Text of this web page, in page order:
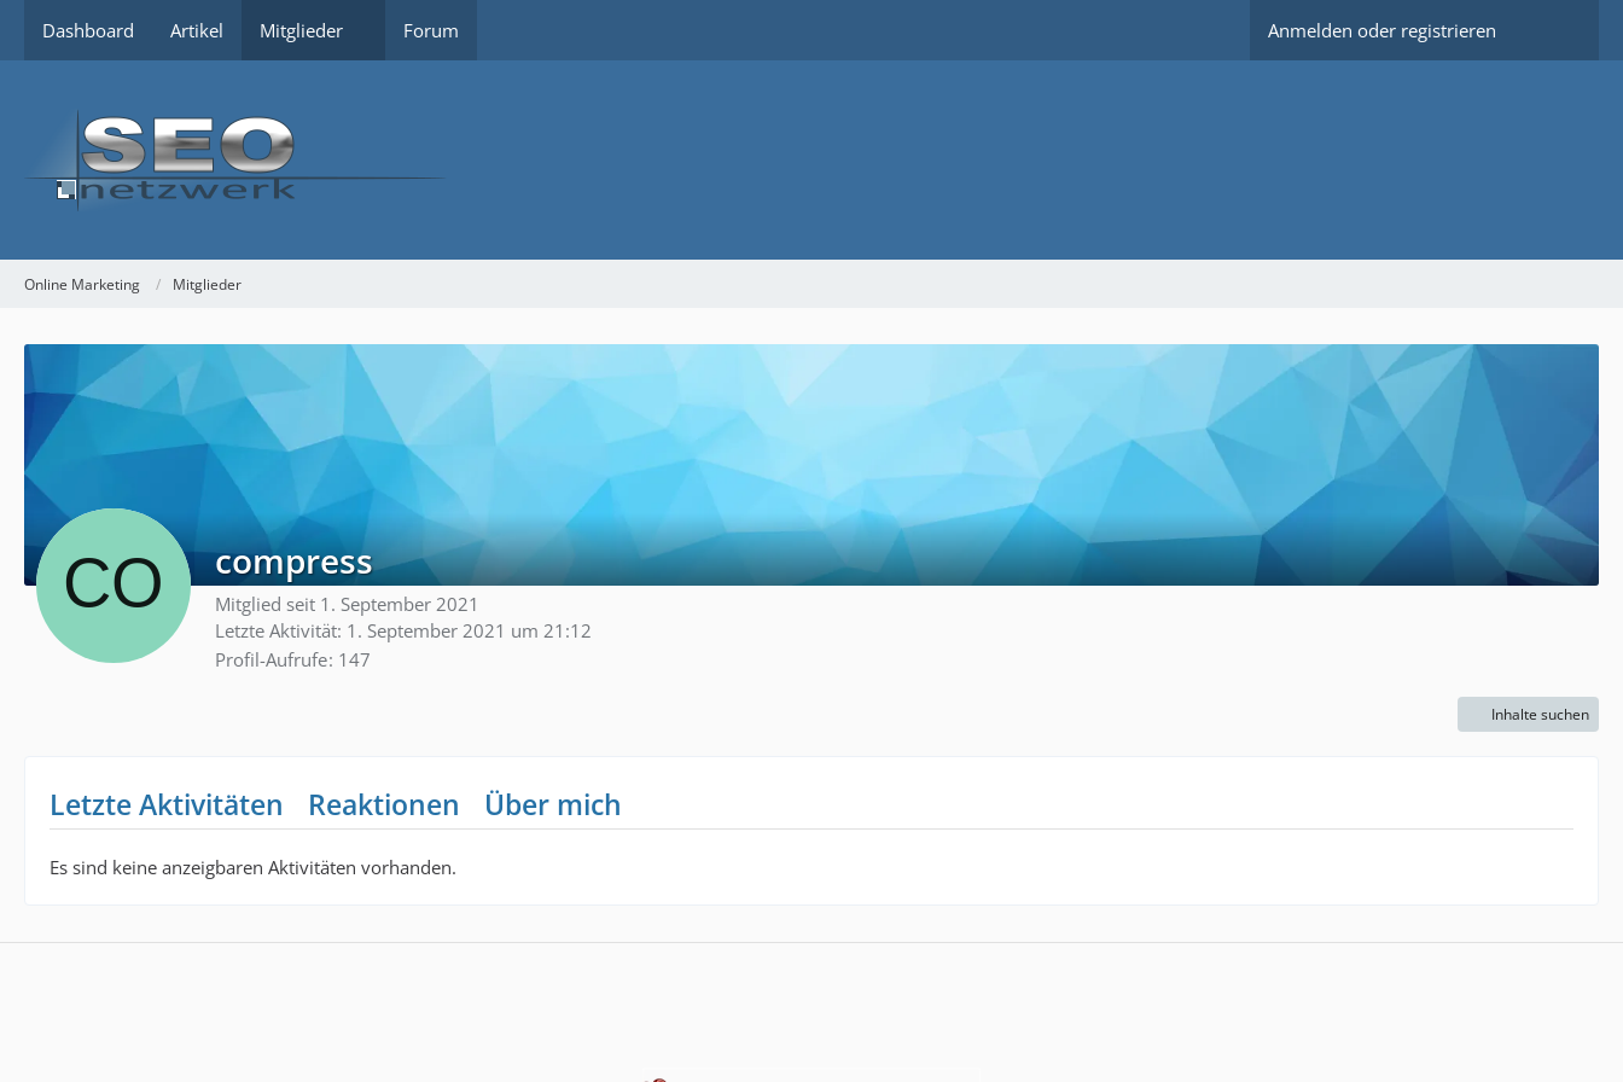
Dashboard Artikel Mitglieder Forum Anmelden oder registrieren
Online Marketing Mitglieder
compress
Mitglied seit 1. September 2021
Letzte Aktivität: 1. September 2021 um 21:12
Profil-Aufrufe 147
Inhalte suchen
Letzte Aktivitäten Reaktionen Über mich
Es sind keine anzeigbaren Aktivitäten vorhanden.